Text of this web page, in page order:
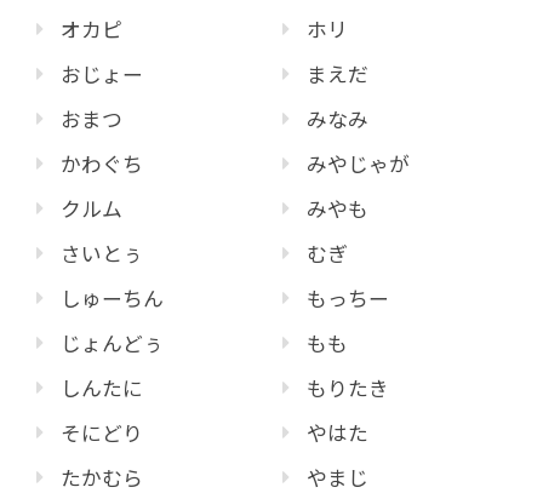
オカピ
おじょー
おまつ
かわぐち
クルム
さいとぅ
しゅーちん
じょんどぅ
しんたに
そにどり
たかむら
ホリ
まえだ
みなみ
みやじゃが
みやも
むぎ
もっちー
もも
もりたき
やはた
やまじ